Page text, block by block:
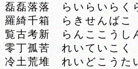
磊磊落落 らいらいらく
羅綺千箱 らきせんばこ
覧古考新 らんここうし
零丁孤苦 れいていこく
冷土荒堆 れいどこうた